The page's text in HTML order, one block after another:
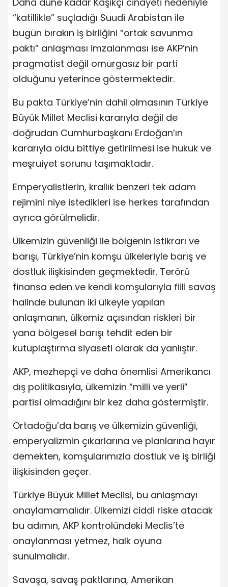
“katillikle” suçladığı Suudi Arabistan ile
bugün bırakın iş birliğini “ortak savunma
paktı” anlaşması imzalanması ise AKP’nin
pragmatist değil omurgasız bir parti
olduğunu yeterince göstermektedir.
Bu pakta Türkiye’nin dahil olmasının Türkiye
Büyük Millet Meclisi kararıyla değil de
doğrudan Cumhurbaşkanı Erdoğan’ın
kararıyla oldu bittiye getirilmesi ise hukuk ve
meşruiyet sorunu taşımaktadır.
Emperyalistlerin, krallık benzeri tek adam
rejimini niye istedikleri ise herkes tarafından
ayrıca görülmelidir.
Ülkemizin güvenliği ile bölgenin istikrarı ve
barışı, Türkiye’nin komşu ülkeleriyle barış ve
dostluk ilişkisinden geçmektedir. Terörü
finansa eden ve kendi komşularıyla fiili savaş
halinde bulunan iki ülkeyle yapılan
anlaşmanın, ülkemiz açısından riskleri bir
yana bölgesel barışı tehdit eden bir
kutuplaştırma siyaseti olarak da yanlıştır.
AKP, mezhepçi ve daha önemlisi Amerikancı
dış politikasıyla, ülkemizin “milli ve yerli”
partisi olmadığını bir kez daha göstermiştir.
Ortadoğu’da barış ve ülkemizin güvenliği,
emperyalizmin çıkarlarına ve planlarına hayır
demekten, komşularımızla dostluk ve iş birliği
ilişkisinden geçer.
Türkiye Büyük Millet Meclisi, bu anlaşmayı
onaylamamalıdır. Ülkemizi ciddi riske atacak
bu adımın, AKP kontrolündeki Meclis’te
onaylanması yetmez, halk oyuna
sunulmalıdır.
Savaşa, savaş paktlarına, Amerikan